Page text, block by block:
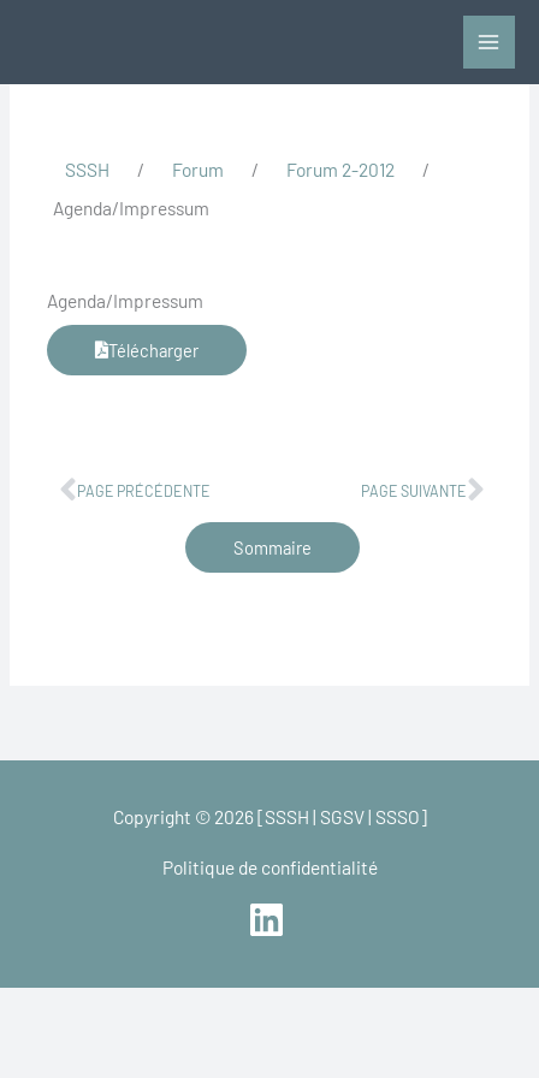
SSSH / Forum / Forum 2-2012
/
Agenda/Impressum
Agenda/Impressum
Télécharger
PAGE PRÉCÉDENTE PAGE SUIVANTE
Sommaire
Copyright © 2026 [SSSH | SGSV | SSSO]
Politique de confidentialité